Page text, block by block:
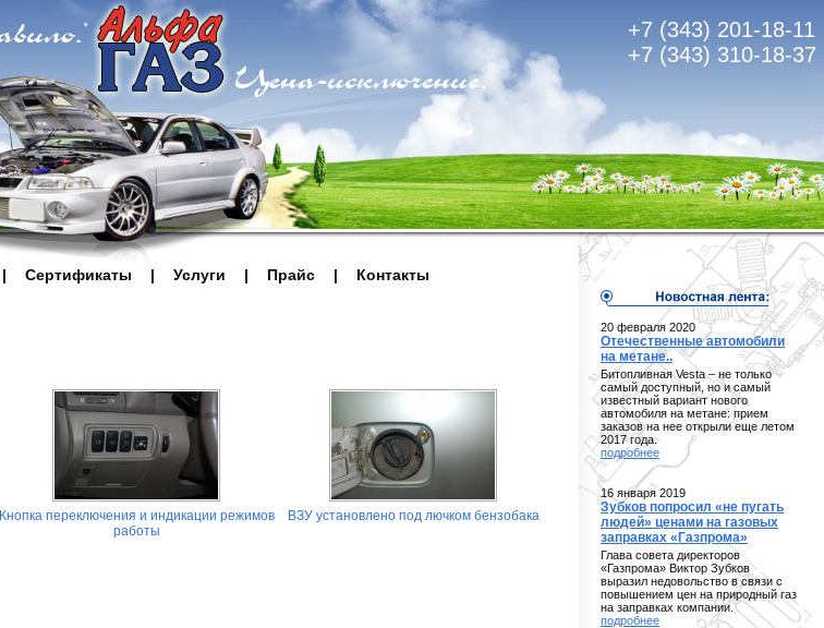
+7 (343) 201-18-11
+7 (343) 310-18-37
| Сертификаты | Услуги | Прайс | Контакты
20 февраля 2020
Отечественные автомобили
на метане..
Битопливная Vesta – не только
самый доступный, но и самый
известный вариант нового
автомобиля на метане: прием
заказов на нее открыли еще летом
2017 года.
подробнее
16 января 2019
Зубков попросил «не пугать
людей» ценами на газовых
заправках «Газпрома»
Глава совета директоров
«Газпрома» Виктор Зубков
выразил недовольство в связи с
повышением цен на природный газ
на заправках компании.
подробнее
Кнопка переключения и индикации режимов
работы
ВЗУ установлено под лючком бензобака